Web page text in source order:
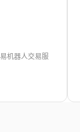
机器人交易服